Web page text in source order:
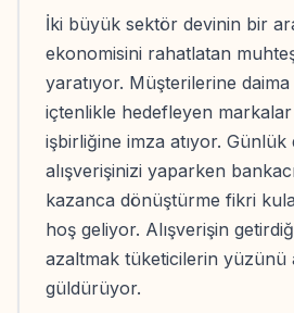
İki büyük sektör devinin bir
ekonomisini rahatlatan
yaratıyor. Müşterilerine daima
içtenlikle hedefleyen
işbirliğine imza atıyor. Günlük
alışverişinizi yaparken
kazanca dönüştürme fikri
hoş geliyor. Alışverişin
azaltmak tüketicilerin yüzünü
güldürüyor.